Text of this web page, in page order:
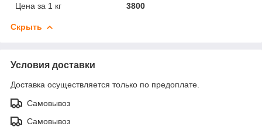
Цена за 1 кг
3800
Скрыть
Условия доставки
Доставка осуществляется только по предоплате.
Самовывоз
Самовывоз